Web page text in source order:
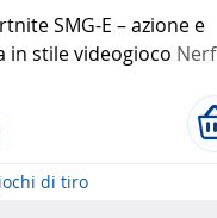
SMG-E – azione e
in stile videogioco Nerf
di tiro